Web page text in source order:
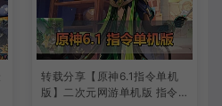
转载分享【原神6.1指令单机
版】二次元网游单机版 指令